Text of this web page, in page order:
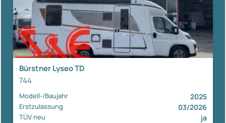
Bürstner Lyseo TD
744
Modell-/Baujahr 2025
Erstzulassung 03/2026
TÜV neu ja